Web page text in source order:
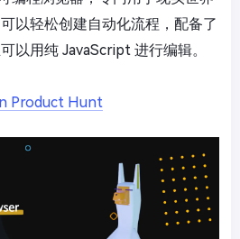
以轻松创建自动化流程，配备了
以用纯 JavaScript 进行编辑。
Product Hunt